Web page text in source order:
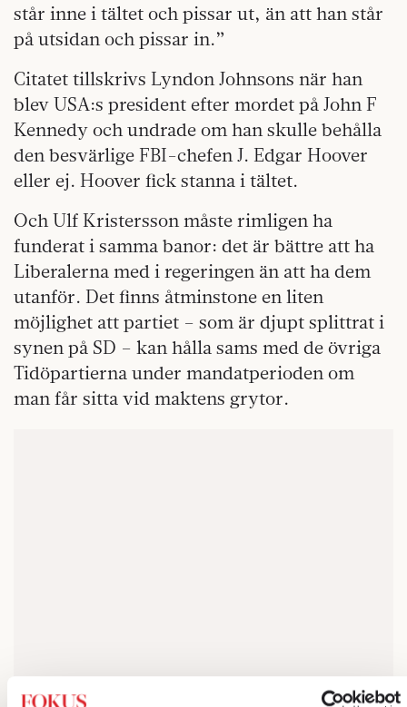
står inne i tältet och pissar ut, än att han står
på utsidan och pissar in.”
Citatet tillskrivs Lyndon Johnsons när han
blev USA:s president efter mordet på John F
Kennedy och undrade om han skulle behålla
den besvärlige FBI-chefen J. Edgar Hoover
eller ej. Hoover fick stanna i tältet.
Och Ulf Kristersson måste rimligen ha
funderat i samma banor: det är bättre att ha
Liberalerna med i regeringen än att ha dem
utanför. Det finns åtminstone en liten
möjlighet att partiet – som är djupt splittrat i
synen på SD – kan hålla sams med de övriga
Tidöpartierna under mandatperioden om
man får sitta vid maktens grytor.